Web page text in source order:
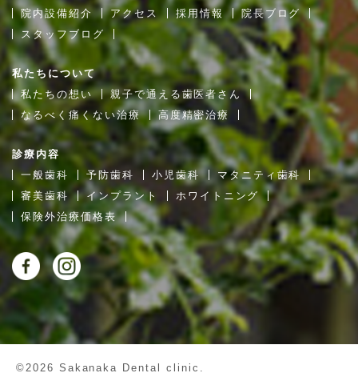
院内設備紹介
アクセス 採用情報
院長ブログ
スタッフブログ
私たちについて
私たちの想い
親子で通える歯医者さん
なるべく痛くない治療
高度精密治療
診療内容
一般歯科
予防歯科 小児歯科
マタニティ歯科
審美歯科
インプラント
ホワイトニング
保険外治療価格表
©2026 Sakanaka Dental clinic.